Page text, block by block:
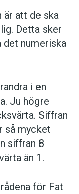
är att de ska
Detta sker
numeriska
i en
Ju högre
Siffran
så mycket
siffran 8
än 1.
för Fat